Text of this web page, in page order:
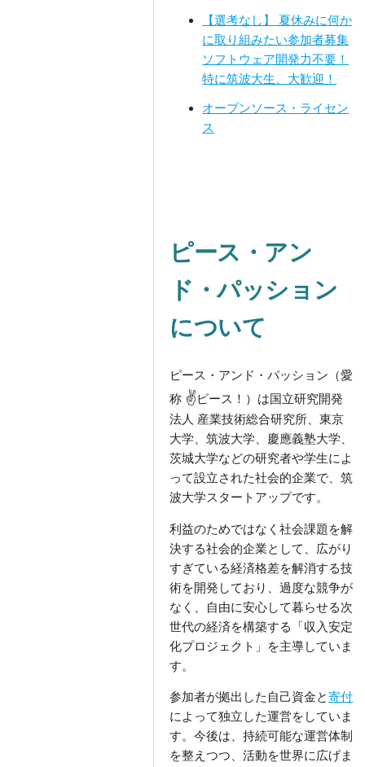
【選考なし】 夏休みに何か
に取り組みたい参加者募集
ソフトウェア開発力不要！
特に筑波大生、大歓迎！
オープンソース・ライセン
ス
ピース・アン
ド・パッション
について
ピース・アンド・パッション（愛
称 ✌️ピース！）は国立研究開発
法人 産業技術総合研究所、東京
大学、筑波大学、慶應義塾大学、
茨城大学などの研究者や学生によ
って設立された社会的企業で、筑
波大学スタートアップです。
利益のためではなく社会課題を解
決する社会的企業として、広がり
すぎている経済格差を解消する技
術を開発しており、過度な競争が
なく、自由に安心して暮らせる次
世代の経済を構築する「収入安定
化プロジェクト」を主導していま
す。
参加者が拠出した自己資金と寄付
によって独立した運営をしていま
す。今後は、持続可能な運営体制
を整えつつ、活動を世界に広げま